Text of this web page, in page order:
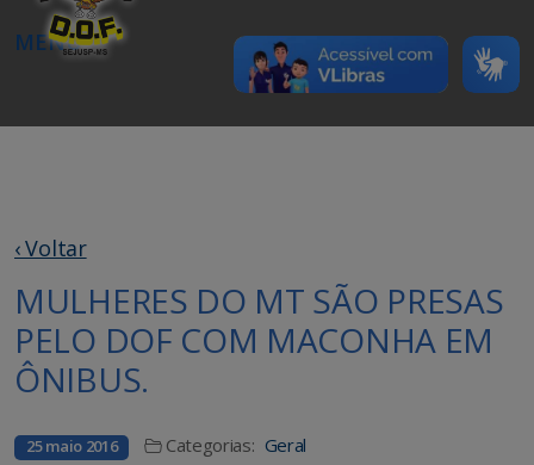
MENU
‹ Voltar
MULHERES DO MT SÃO PRESAS
PELO DOF COM MACONHA EM
ÔNIBUS.
25 maio 2016 Categorias: Geral